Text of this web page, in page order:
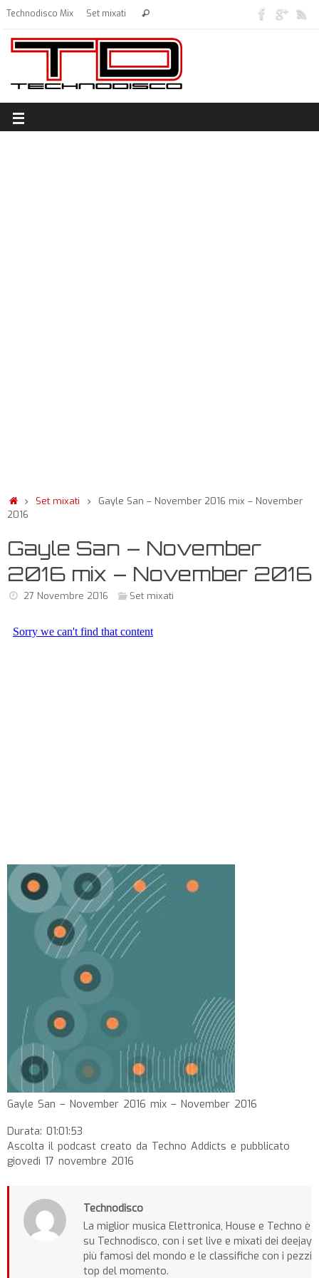
Technodisco Mix Set mixati
Set mixati
Gayle San – November 2016 mix – November
2016
Gayle San – November
2016 mix – November 2016
27 Novembre 2016 Set mixati
Gayle San – November 2016 mix – November 2016
Durata: 01:01:53
Ascolta il podcast creato da Techno Addicts e pubblicato
giovedì 17 novembre 2016
Technodisco
La miglior musica Elettronica, House e Techno è
su Technodisco, con i set live e mixati dei deejay
più famosi del mondo e le classifiche con i pezzi
top del momento.